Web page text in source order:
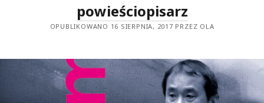
powieściopisarz
OPUBLIKOWANO 16 SIERPNIA, 2017 PRZEZ OLA